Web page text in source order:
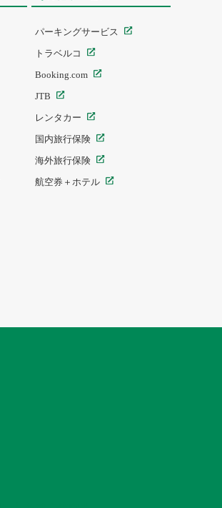
パーキングサービス
トラベルコ
Booking.com
JTB
レンタカー
国内旅行保険
海外旅行保険
航空券＋ホテル